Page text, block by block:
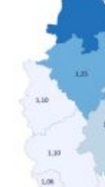
Anstieg des
hinnehmen
Menschen mit…